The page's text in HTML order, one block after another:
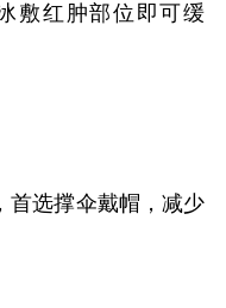
敷红肿部位即可缓
首选撑伞戴帽，减少